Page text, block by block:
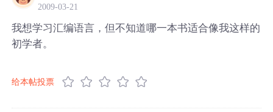
2009-03-21
我想学习汇编语言，但不知道哪一本书适合像我这样的
初学者。
给本帖投票